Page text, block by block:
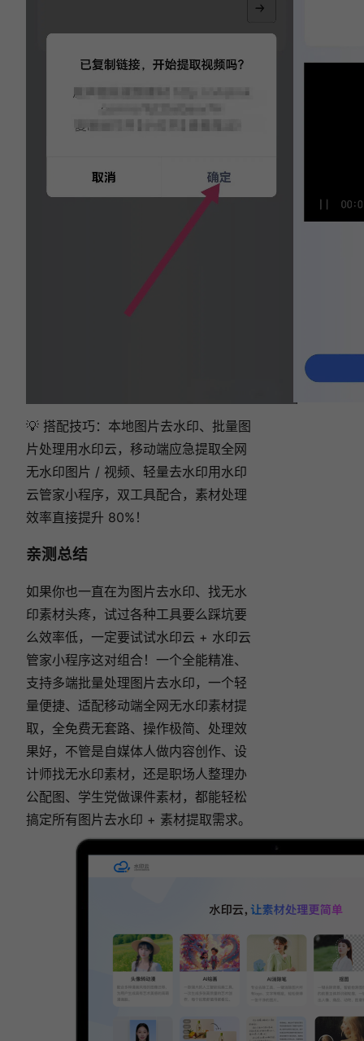
💡 搭配技巧：本地图片去水印、批量图
片处理用水印云，移动端应急提取全网
无水印图片 / 视频、轻量去水印用水印
云管家小程序，双工具配合，素材处理
效率直接提升 80%！
亲测总结
如果你也一直在为图片去水印、找无水
印素材头疼，试过各种工具要么踩坑要
么效率低，一定要试试水印云 + 水印云
管家小程序这对组合！一个全能精准、
支持多端批量处理图片去水印，一个轻
量便捷、适配移动端全网无水印素材提
取，全免费无套路、操作极简、处理效
果好，不管是自媒体人做内容创作、设
计师找无水印素材，还是职场人整理办
公配图、学生党做课件素材，都能轻松
搞定所有图片去水印 + 素材提取需求。